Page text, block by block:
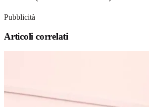
Pubblicità
Articoli correlati